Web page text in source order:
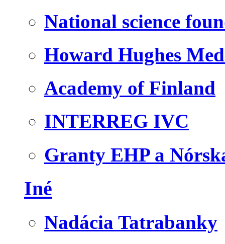
National science
Howard Hughes
Academy of Finland
INTERREG IVC
Granty EHP a
Iné
Nadácia Tatrabanky